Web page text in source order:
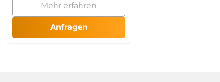
Mehr erfahren
Anfragen